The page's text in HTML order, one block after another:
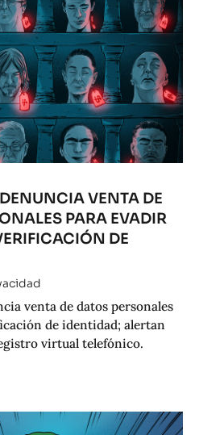
VENTA DE
PARA EVADIR
DE
venta de datos personales
de identidad; alertan
virtual telefónico.